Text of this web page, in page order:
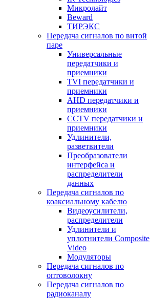
Микролайт
Beward
ТИРЭКС
Передача сигналов по витой
паре
Универсальные
передатчики и
приемники
TVI передатчики и
приемники
AHD передатчики и
приемники
CCTV передатчики и
приемники
Удлинители,
разветвители
Преобразователи
интерфейса и
распределители
данных
Передача сигналов по
коаксиальному кабелю
Видеоусилители,
распределители
Удлинители и
уплотнители Сomposite
Video
Модуляторы
Передача сигналов по
оптоволокну
Передача сигналов по
радиоканалу